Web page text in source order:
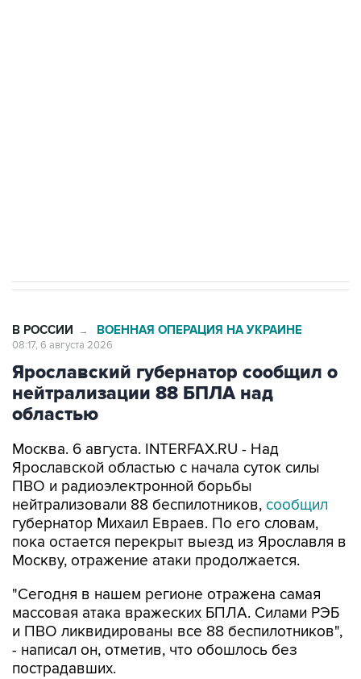
В РОССИИ → ВОЕННАЯ ОПЕРАЦИЯ НА УКРАИНЕ
08:17, 6 августа 2026
Ярославский губернатор сообщил о
нейтрализации 88 БПЛА над
областью
Москва. 6 августа. INTERFAX.RU - Над
Ярославской областью с начала суток силы
ПВО и радиоэлектронной борьбы
нейтрализовали 88 беспилотников, сообщил
губернатор Михаил Евраев. По его словам,
пока остается перекрыт выезд из Ярославля в
Москву, отражение атаки продолжается.
"Сегодня в нашем регионе отражена самая
массовая атака вражеских БПЛА. Силами РЭБ
и ПВО ликвидированы все 88 беспилотников",
- написал он, отметив, что обошлось без
пострадавших.